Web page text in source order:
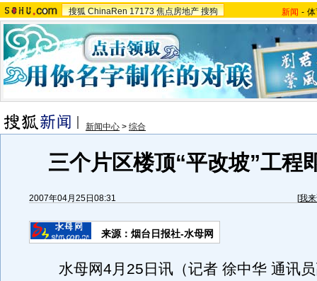
搜狐 ChinaRen 17173 焦点房地产 搜狗 新闻 -
新闻中心 > 综合
三个片区楼顶“平改坡”工程
2007年04月25日08:31 [我
来源：烟台日报社-水母网
水母网4月25日讯（记者 徐中华 通讯员